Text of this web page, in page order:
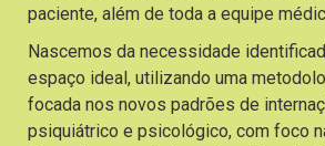
paciente, além de toda a equipe
Nascemos da necessidade
espaço ideal, utilizando uma
focada nos novos padrões de
psiquiátrico e psicológico, com foco